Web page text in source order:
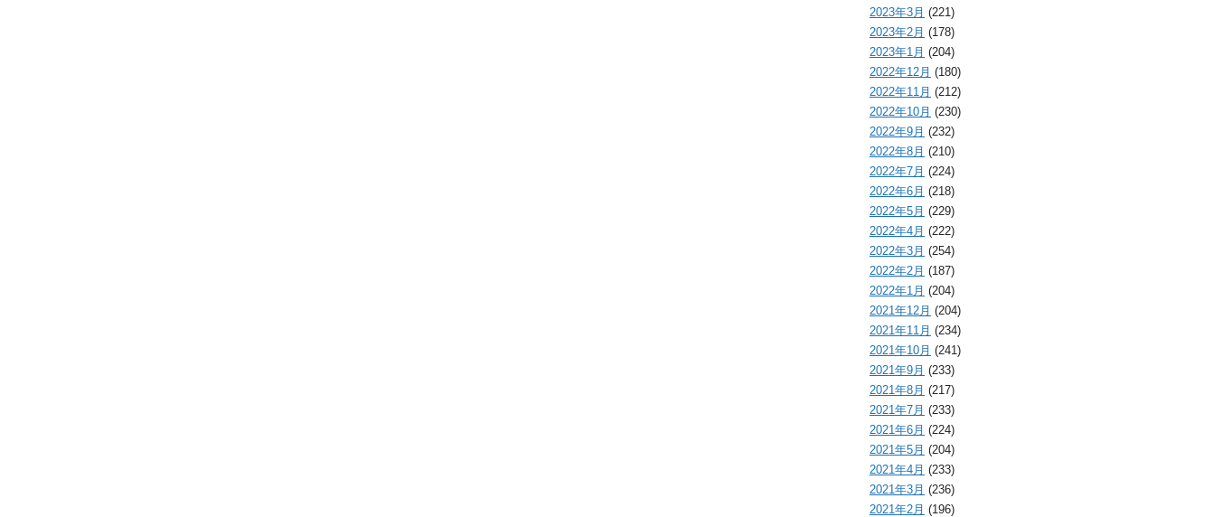
2023年3月 (221)
2023年2月 (178)
2023年1月 (204)
2022年12月 (180)
2022年11月 (212)
2022年10月 (230)
2022年9月 (232)
2022年8月 (210)
2022年7月 (224)
2022年6月 (218)
2022年5月 (229)
2022年4月 (222)
2022年3月 (254)
2022年2月 (187)
2022年1月 (204)
2021年12月 (204)
2021年11月 (234)
2021年10月 (241)
2021年9月 (233)
2021年8月 (217)
2021年7月 (233)
2021年6月 (224)
2021年5月 (204)
2021年4月 (233)
2021年3月 (236)
2021年2月 (196)